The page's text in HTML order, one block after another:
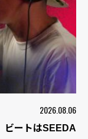
2026.08.06
ビートはSEEDA